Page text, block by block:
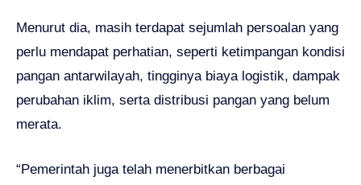
Menurut dia, masih terdapat sejumlah persoalan yang
perlu mendapat perhatian, seperti ketimpangan kondisi
pangan antarwilayah, tingginya biaya logistik, dampak
perubahan iklim, serta distribusi pangan yang belum
merata.
“Pemerintah juga telah menerbitkan berbagai